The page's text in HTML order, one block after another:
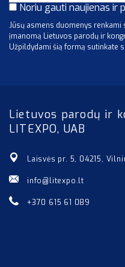
Noriu gauti naujienas ir
Jūsų asmens duomenys renkami
įmanomą Lietuvos parodų ir
Užpildydami šią formą sutinkate
Lietuvos parodų ir
LITEXPO, UAB
Laisvės pr. 5, 04215,
info@litexpo.lt
+370 615 61 089